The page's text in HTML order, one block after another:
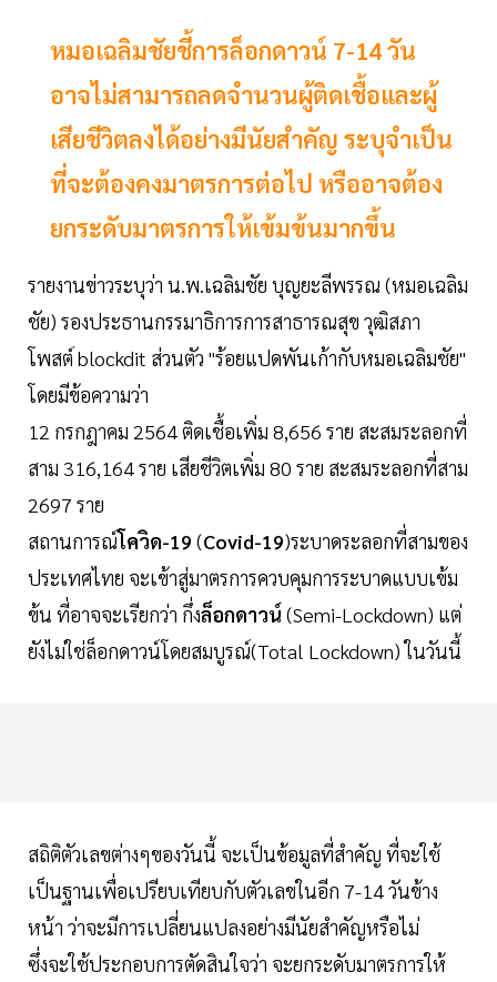
หมอเฉลิมชัยชี้การล็อกดาวน์ 7-14 วัน
อาจไม่สามารถลดจำนวนผู้ติดเชื้อและผู้
เสียชีวิตลงได้อย่างมีนัยสำคัญ ระบุจำเป็น
ที่จะต้องคงมาตรการต่อไป หรืออาจต้อง
ยกระดับมาตรการให้เข้มข้นมากขึ้น
รายงานข่าวระบุว่า น.พ.เฉลิมชัย บุญยะลีพรรณ (หมอเฉลิม
ชัย) รองประธานกรรมาธิการการสาธารณสุข วุฒิสภา
โพสต์ blockdit ส่วนตัว "ร้อยแปดพันเก้ากับหมอเฉลิมชัย"
โดยมีข้อความว่า
12 กรกฎาคม 2564 ติดเชื้อเพิ่ม 8,656 ราย สะสมระลอกที่
สาม 316,164 ราย เสียชีวิตเพิ่ม 80 ราย สะสมระลอกที่สาม
2697 ราย
สถานการณ์โควิด-19 (Covid-19)ระบาดระลอกที่สามของ
ประเทศไทย จะเข้าสู่มาตรการควบคุมการระบาดแบบเข้ม
ข้น ที่อาจจะเรียกว่า กึ่งล็อกดาวน์ (Semi-Lockdown) แต่
ยังไม่ใช่ล็อกดาวน์โดยสมบูรณ์(Total Lockdown) ในวันนี้
สถิติตัวเลขต่างๆของวันนี้ จะเป็นข้อมูลที่สำคัญ ที่จะใช้
เป็นฐานเพื่อเปรียบเทียบกับตัวเลขในอีก 7-14 วันข้าง
หน้า ว่าจะมีการเปลี่ยนแปลงอย่างมีนัยสำคัญหรือไม่
ซึ่งจะใช้ประกอบการตัดสินใจว่า จะยกระดับมาตรการให้